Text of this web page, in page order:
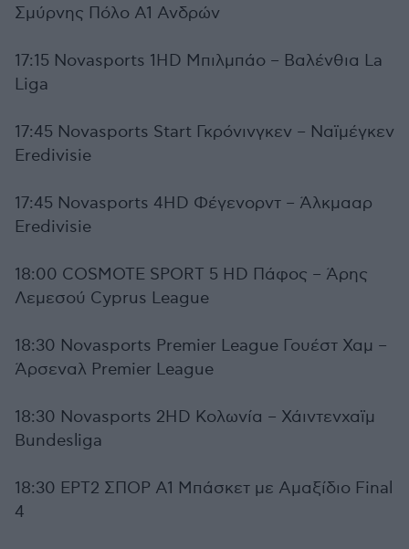
Σμύρνης Πόλο Α1 Ανδρών
17:15 Novasports 1HD Μπιλμπάο – Βαλένθια La
Liga
17:45 Novasports Start Γκρόνινγκεν – Ναϊμέγκεν
Eredivisie
17:45 Novasports 4HD Φέγενορντ – Άλκμααρ
Eredivisie
18:00 COSMOTE SPORT 5 HD Πάφος – Άρης
Λεμεσού Cyprus League
18:30 Novasports Premier League Γουέστ Χαμ –
Άρσεναλ Premier League
18:30 Novasports 2HD Κολωνία – Χάιντενχαϊμ
Bundesliga
18:30 ΕΡΤ2 ΣΠΟΡ A1 Μπάσκετ με Αμαξίδιο Final
4